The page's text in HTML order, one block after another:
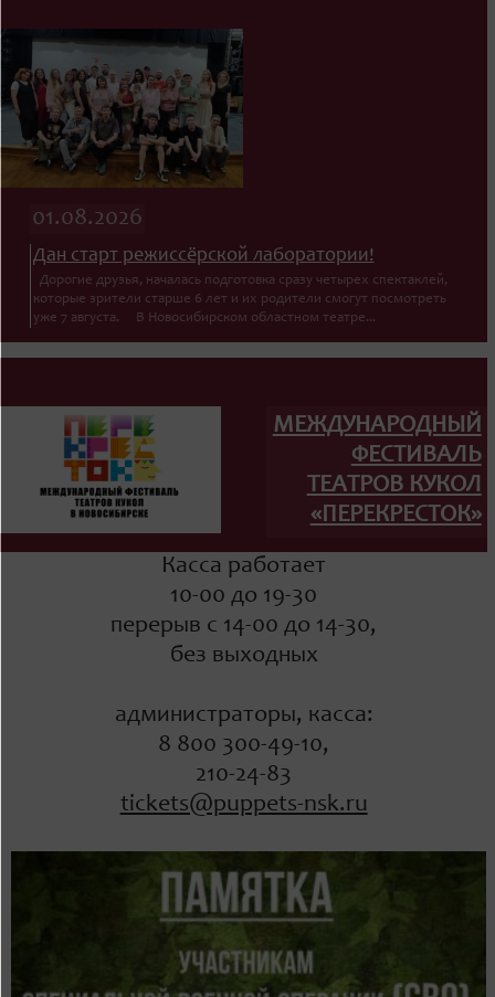
01.08.2026
Дан старт режиссёрской лаборатории!
Дорогие друзья, началась подготовка сразу четырех спектаклей,
которые зрители старше 6 лет и их родители смогут посмотреть
уже 7 августа. В Новосибирском областном театре...
МЕЖДУНАРОДНЫЙ
ФЕСТИВАЛЬ
ТЕАТРОВ КУКОЛ
«ПЕРЕКРЕСТОК»
Касса работает
10-00 до 19-30
перерыв с 14-00 до 14-30,
без выходных
администраторы, касса:
8 800 300-49-10,
210-24-83
tickets@puppets-nsk.ru